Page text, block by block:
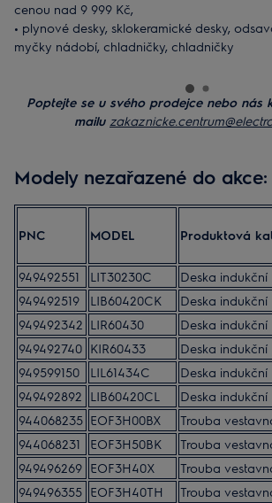
cenou nad 9 999 Kč,
• plynové desky, sklokeramické desky,
myčky nádobí, chladničky, chladničky
mikrovlnné trouby, vinotéky, sporáky, vestavné
kávovary, vestavné ohřevné a vakuovací
Poptejte se u svého prodejce nebo nás
mailu
Modely nezařazené do akce:
PNC MODEL Produktová
949492551 LIT30230C
Deska indukční
949492519
LIB60420CK
Deska indukční
949492342 LIR60430
Deska indukční
949492740 KIR60433
Deska indukční
949599150
LIL61434C
Deska indukční
949492892
LIB60420CL
Deska indukční
944068235 EOF3H00BX
Trouba
944068231
EOF3H50BK
Trouba
949496269 EOF3H40X
Trouba
949496355 EOF3H40TH
Trouba